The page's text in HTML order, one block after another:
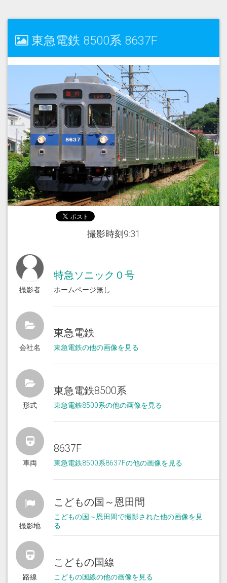
東急電鉄 8500系 8637F
撮影時刻9:31
撮影者
特急ソニック０号
ホームページ無し
会社名
東急電鉄
東急電鉄の他の画像を見る
形式
東急電鉄8500系
東急電鉄8500系の他の画像を見る
車両
8637F
東急電鉄8500系8637Fの他の画像を見る
撮影地
こどもの国～恩田間
こどもの国～恩田間で撮影された他の画像を見
る
路線
こどもの国線
こどもの国線の他の画像を見る